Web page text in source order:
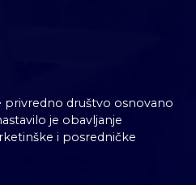
privredno društvo osnovano
je obavljanje
i posredničke